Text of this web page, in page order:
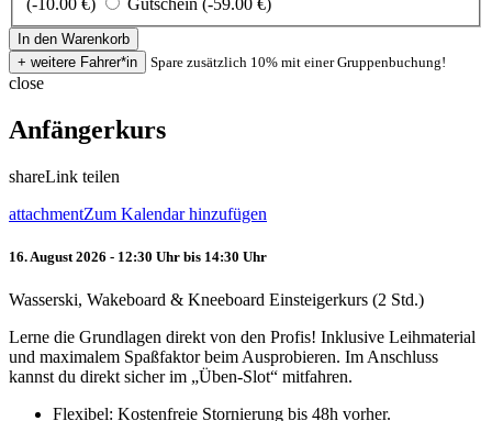
(-10.00 €)
Gutschein (-59.00 €)
Spare zusätzlich 10% mit einer Gruppenbuchung!
close
Anfängerkurs
shareLink teilen
attachmentZum Kalendar hinzufügen
16. August 2026 - 12:30 Uhr bis 14:30 Uhr
Wasserski, Wakeboard & Kneeboard Einsteigerkurs (2 Std.)
Lerne die Grundlagen direkt von den Profis! Inklusive Leihmaterial
und maximalem Spaßfaktor beim Ausprobieren. Im Anschluss
kannst du direkt sicher im „Üben-Slot“ mitfahren.
Flexibel: Kostenfreie Stornierung bis 48h vorher.